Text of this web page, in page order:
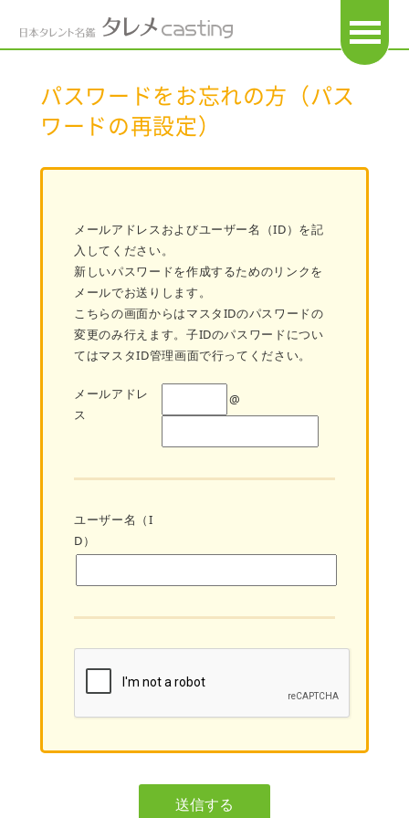
パスワードをお忘れの方（パス
ワードの再設定）
メールアドレスおよびユーザー名（ID）を記
入してください。
新しいパスワードを作成するためのリンクを
メールでお送りします。
こちらの画面からはマスタIDのパスワードの
変更のみ行えます。子IDのパスワードについ
てはマスタID管理画面で行ってください。
メールアドレ
ス
@
ユーザー名（I
D）